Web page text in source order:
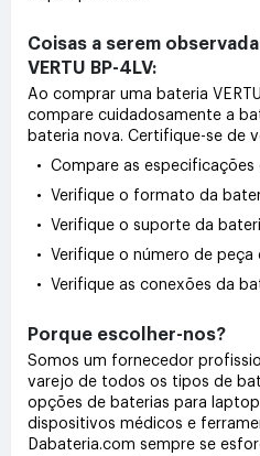
Coisas a serem
VERTU BP-4LV:
Ao comprar uma bateria
compare cuidadosamente a
bateria nova. Certifique-se de
• Compare as especificações
• Verifique o formato da
• Verifique o suporte da
• Verifique o número de peça
• Verifique as conexões da
Porque escolher-nos?
Somos um fornecedor
varejo de todos os tipos de
opções de baterias para
dispositivos médicos e
Dabateria.com sempre se